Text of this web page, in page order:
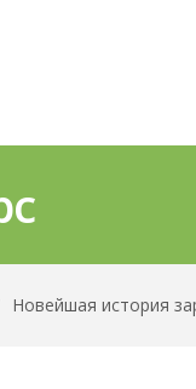
Новейшая история